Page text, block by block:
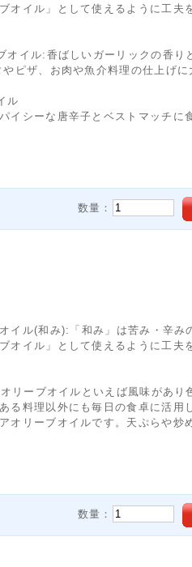
オイル」として使えるように工夫
イル:香ばしいガーリックの香り
ピザ、お肉や魚介料理の仕上げに
ル
イシーな唐辛子とベストマッチに
数量：
イル(和み):「和み」は苦み・辛み
オイル」として使えるように工夫
リーブオイルといえば風味があり
る料理以外にも毎日の食卓に活用
オリーブオイルです。天ぷらや炒
数量：